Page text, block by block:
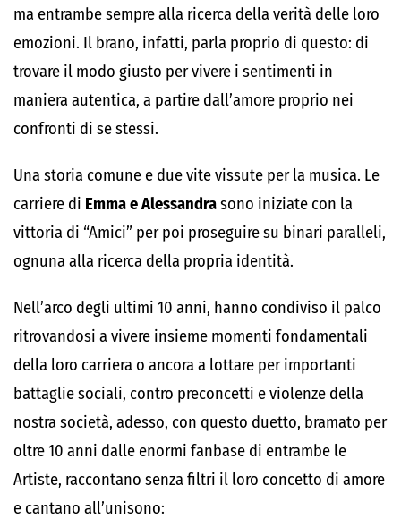
ma entrambe sempre alla ricerca della verità delle loro
emozioni. Il brano, infatti, parla proprio di questo: di
trovare il modo giusto per vivere i sentimenti in
maniera autentica, a partire dall’amore proprio nei
confronti di se stessi.
Una storia comune e due vite vissute per la musica. Le
carriere di Emma e Alessandrasono iniziate con la
vittoria di “Amici” per poi proseguire su binari paralleli,
ognuna alla ricerca della propria identità.
Nell’arco degli ultimi 10 anni, hanno condiviso il palco
ritrovandosi a vivere insieme momenti fondamentali
della loro carriera o ancora a lottare per importanti
battaglie sociali, contro preconcetti e violenze della
nostra società, adesso, con questo duetto, bramato per
oltre 10 anni dalle enormi fanbase di entrambe le
Artiste, raccontano senza filtri il loro concetto di amore
e cantano all’unisono: